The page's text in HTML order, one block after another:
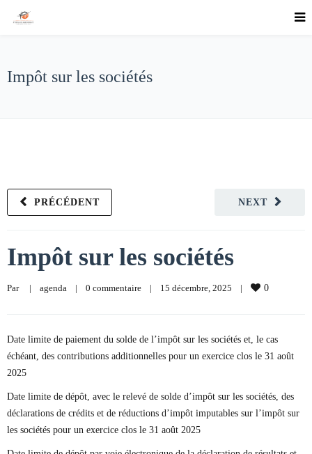
Impôt sur les sociétés
NEXT
PRÉCÉDENT
Impôt sur les sociétés
Par | agenda | 0 commentaire | 15 décembre, 2025 | 0
Date limite de paiement du solde de l’impôt sur les sociétés et, le cas
échéant, des contributions additionnelles pour un exercice clos le 31 août
2025
Date limite de dépôt, avec le relevé de solde d’impôt sur les sociétés, des
déclarations de crédits et de réductions d’impôt imputables sur l’impôt sur
les sociétés pour un exercice clos le 31 août 2025